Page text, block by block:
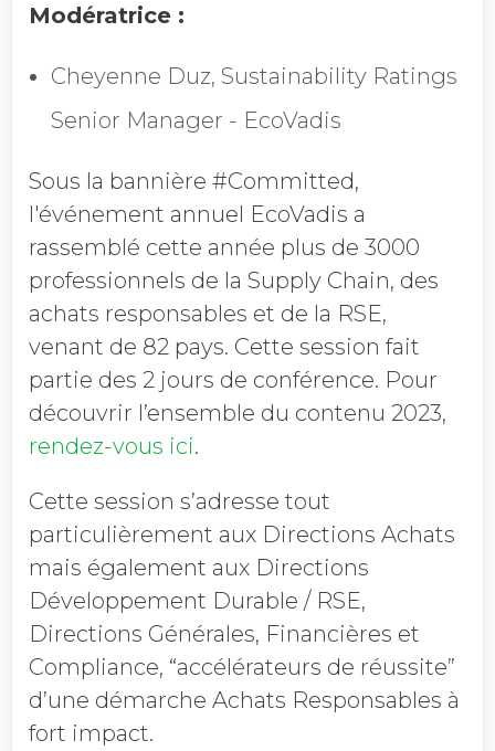
Modératrice :
Cheyenne Duz, Sustainability Ratings
Senior Manager - EcoVadis
Sous la bannière #Committed,
l'événement annuel EcoVadis a
rassemblé cette année plus de 3000
professionnels de la Supply Chain, des
achats responsables et de la RSE,
venant de 82 pays. Cette session fait
partie des 2 jours de conférence. Pour
découvrir l’ensemble du contenu 2023,
rendez-vous ici.
Cette session s’adresse tout
particulièrement aux Directions Achats
mais également aux Directions
Développement Durable / RSE,
Directions Générales, Financières et
Compliance, “accélérateurs de réussite”
d’une démarche Achats Responsables à
fort impact.